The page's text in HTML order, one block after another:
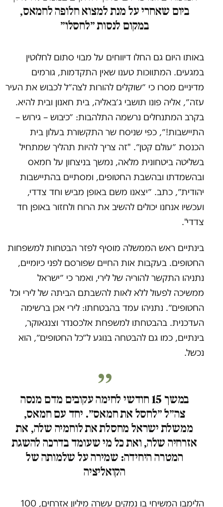
ביום שאחרי על מנת למצוא חלופה לחמאס,
במקום לנסות ״לחסלו״
באותו היום גם החלו דיווחים על מבוי סתום לחלוטין
במגעים. המתווכות טענו שאין התקדמות, גורמים
מדיניים מסרו כי ״שוקלים להורות לצה״ל לכבוש את העיר
עזה״, אליה פונו תושבי ג׳באליה, בית חאנון ובית להיא.
בקרב המתנחלים נרשמה התלהבות: ״כיבוש – גירוש –
התיישבות!״, כפי שניסח שר התקשורת בעלון בית
הכנסת ״עולם קטן״. "זה צריך להיות תהליך שמתחיל
בשליטה ביטחונית מלאה, נמשך בניצחון על חמאס
ובהשמדתו ובהשבת החטופים, ומסתיים בהתיישבות
יהודית״, כתב. ״יצאנו משם באופן מביש וחד צדדי,
ועכשיו אנחנו יכולים להשיב את הרוח ולחזור באופן חד
צדדי".
בינתיים ראש הממשלה מוסיף לפזר הבטחות למשפחות
החטופים. בעקבות אות החיים שפורסם לפני כיומיים,
נתניהו התקשר להוריה של לירי, ואמר כי ״ישראל
ממשיכה לפעול ללא לאות להשבתם הביתה של לירי וכל
החטופים״. נתניהו עמד בהבטחתו: לירי אכן ברשימה
העדכנית. בהבטחתו למשפחת אלכסנדר וצנגאוקר,
בינתיים, כמו גם להבטחה בנוגע ל״כל החטופים״, הוא
נכשל.
במשך 15 חודשי לחימה עקובים מדם מנסה
צה״ל ״לחסל את חמאס״. יחד עם חמאס,
ממשלת ישראל מחסלת את לוחמיה שלה, את
אזרחיה שלה, ואת כל מי שעומד בדרכה להשגת
המטרה היחידה: שמירה על שלמותה של
הקואליציה
הלימבו המשיחי בו נמקים עשרה מיליון אזרחים, 100